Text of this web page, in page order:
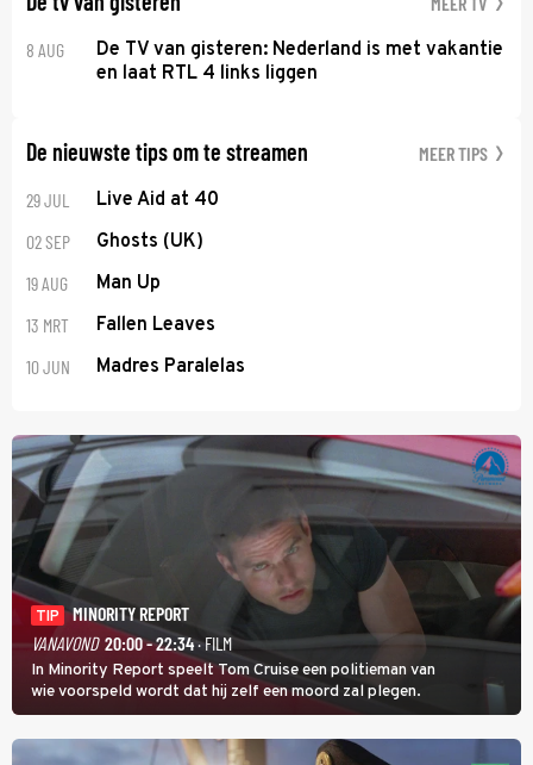
8 AUG
De TV van gisteren: Nederland is met vakantie
en laat RTL 4 links liggen
De nieuwste tips om te streamen MEER TIPS
29 JUL Live Aid at 40
02 SEP Ghosts (UK)
19 AUG Man Up
13 MRT Fallen Leaves
10 JUN Madres Paralelas
TIP
MINORITY REPORT
VANAVOND 20:00 - 22:34· FILM
In Minority Report speelt Tom Cruise een politieman van
wie voorspeld wordt dat hij zelf een moord zal plegen.